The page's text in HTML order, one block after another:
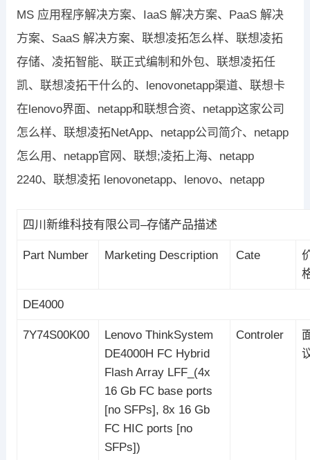
MS 应用程序解决方案、IaaS 解决方案、PaaS 解决
方案、SaaS 解决方案、联想凌拓怎么样、联想凌拓
存储、凌拓智能、联正式编制和外包、联想凌拓任
凯、联想凌拓干什么的、lenovonetapp渠道、联想卡
在lenovo界面、netapp和联想合资、netapp这家公司
怎么样、联想凌拓NetApp、netapp公司简介、netapp
怎么用、netapp官网、联想;凌拓上海、netapp
2240、联想凌拓 lenovonetapp、lenovo、netapp
四川新维科技有限公司–存储产品描述
Part Number Marketing Description Cate
DE4000
7Y74S00K00
Lenovo ThinkSystem
DE4000H FC Hybrid
Flash Array LFF_(4x
16 Gb FC base ports
[no SFPs], 8x 16 Gb
FC HIC ports [no
SFPs])
Controler